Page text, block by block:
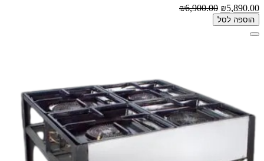
₪5,890.00
₪6,900.00
הוספה לסל